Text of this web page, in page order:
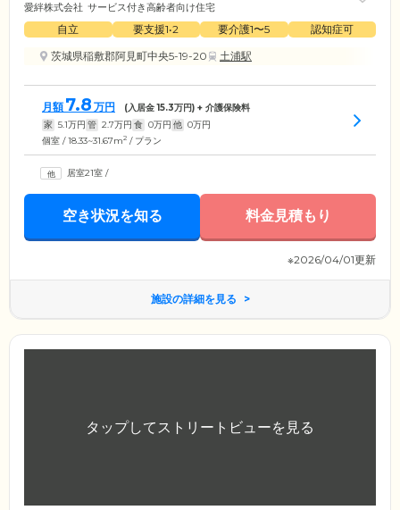
愛絆株式会社 サービス付き高齢者向け住宅
自立 要支援1•2 要介護1〜5
認知症可
茨城県稲敷郡阿見町中央5-19-20
土浦駅
月額 7.8 万円 (入居金15.3万円) + 介護保険料
家 5.1万円 管 2.7万円 食 0万円 他 0万円
個室 / 18.33~31.67m2 / プラン
居室21室 /
空き状況を知る 料金見積もり
※2026/04/01更新
施設の詳細を見る